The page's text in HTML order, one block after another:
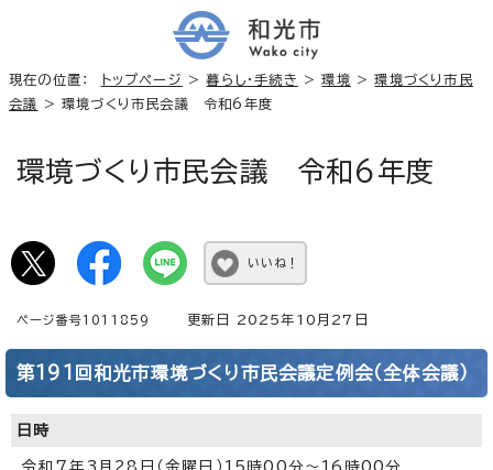
現在の位置： トップページ >暮らし・手続き >環境 >環境づくり市民
会議
> 環境づくり市民会議 令和6年度
環境づくり市民会議 令和6年度
いいね！
ページ番号1011859 更新日 2025年10月27日
第191回和光市環境づくり市民会議定例会（全体会議）
日時
令和7年3月28日（金曜日）15時00分～16時00分